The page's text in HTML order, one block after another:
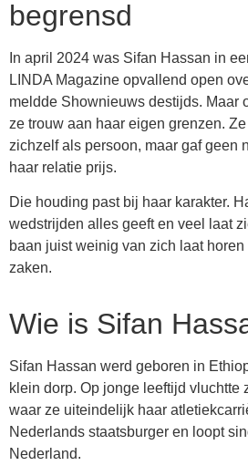
begrensd
In april 2024 was Sifan Hassan in
LINDA Magazine opvallend open
meldde Shownieuws destijds. Maar
ze trouw aan haar eigen grenzen.
zichzelf als persoon, maar gaf geen
haar relatie prijs.
Die houding past bij haar karakter.
wedstrijden alles geeft en veel laat
baan juist weinig van zich laat
zaken.
Wie is Sifan
Sifan Hassan werd geboren in
klein dorp. Op jonge leeftijd vluchtte
waar ze uiteindelijk haar
Nederlands staatsburger en loopt
Nederland.